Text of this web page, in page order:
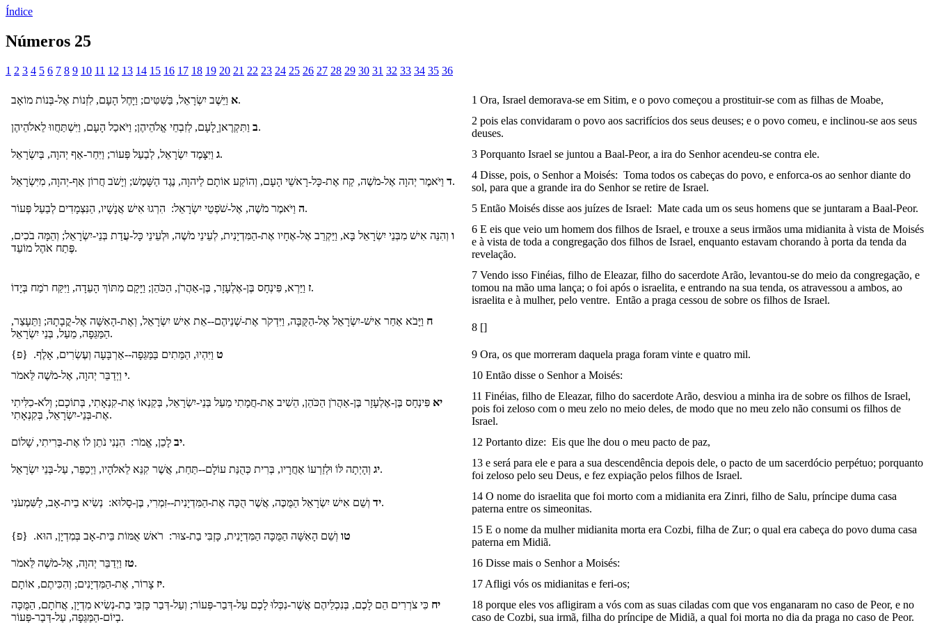
Índice
Números 25
1 2 3 4 5 6 7 8 9 10 11 12 13 14 15 16 17 18 19 20 21 22 23 24 25 26 27 28 29 30 31 32 33 34 35 36
אוַיֵּשֶׁב יִשְׂרָאֵל, בַּשִּׁטִּים; וַיָּחֶל הָעָם, לִזְנוֹת אֶל-בְּנוֹת מוֹאָב. 1 Ora, Israel demorava-se em Sitim, e o povo começou a prostituir-se com as filhas de Moabe,
בוַתִּקְרֶאןָ לָעָם, לְזִבְחֵי אֱלֹהֵיהֶן; וַיֹּאכַל הָעָם, וַיִּשְׁתַּחֲווּ לֵאלֹהֵיהֶן.
2 pois elas convidaram o povo aos sacrifícios dos seus deuses; e o povo comeu, e inclinou-se aos seus
deuses.
גוַיִּצָּמֶד יִשְׂרָאֵל, לְבַעַל פְּעוֹר; וַיִּחַר-אַף יְהוָה, בְּיִשְׂרָאֵל. 3 Porquanto Israel se juntou a Baal-Peor, a ira do Senhor acendeu-se contra ele.
דוַיֹּאמֶר יְהוָה אֶל-מֹשֶׁה, קַח אֶת-כָּל-רָאשֵׁי הָעָם, וְהוֹקַע אוֹתָם לַיהוָה, נֶגֶד הַשָּׁמֶשׁ; וְיָשֹׁב חֲרוֹן אַף-יְהוָה, מִיִּשְׂרָאֵל.
4 Disse, pois, o Senhor a Moisés: Toma todos os cabeças do povo, e enforca-os ao senhor diante do
sol, para que a grande ira do Senhor se retire de Israel.
הוַיֹּאמֶר מֹשֶׁה, אֶל-שֹׁפְטֵי יִשְׂרָאֵל: הִרְגוּ אִישׁ אֲנָשָׁיו, הַנִּצְמָדִים לְבַעַל פְּעוֹר. 5 Então Moisés disse aos juízes de Israel: Mate cada um os seus homens que se juntaram a Baal-Peor.
ו וְהִנֵּה אִישׁ מִבְּנֵי יִשְׂרָאֵל בָּא, וַיַּקְרֵב אֶל-אֶחָיו אֶת-הַמִּדְיָנִית, לְעֵינֵי מֹשֶׁה, וּלְעֵינֵי כָּל-עֲדַת בְּנֵי-יִשְׂרָאֵל; וְהֵמָּה בֹכִים,
פֶּתַח אֹהֶל מוֹעֵד.
6 E eis que veio um homem dos filhos de Israel, e trouxe a seus irmãos uma midianita à vista de Moisés
e à vista de toda a congregação dos filhos de Israel, enquanto estavam chorando à porta da tenda da
revelação.
זוַיַּרְא, פִּינְחָס בֶּן-אֶלְעָזָר, בֶּן-אַהֲרֹן, הַכֹּהֵן; וַיָּקָם מִתּוֹךְ הָעֵדָה, וַיִּקַּח רֹמַח בְּיָדוֹ.
7 Vendo isso Finéias, filho de Eleazar, filho do sacerdote Arão, levantou-se do meio da congregação, e
tomou na mão uma lança; o foi após o israelita, e entrando na sua tenda, os atravessou a ambos, ao
israelita e à mulher, pelo ventre. Então a praga cessou de sobre os filhos de Israel.
ח וַיָּבֹא אַחַר אִישׁ-יִשְׂרָאֵל אֶל-הַקֻּבָּה, וַיִּדְקֹר אֶת-שְׁנֵיהֶם--אֵת אִישׁ יִשְׂרָאֵל, וְאֶת-הָאִשָּׁה אֶל-קֳבָתָהּ; וַתֵּעָצַר,
הַמַּגֵּפָה, מֵעַל, בְּנֵי יִשְׂרָאֵל.
8 []
ט וַיִּהְיוּ, הַמֵּתִים בַּמַּגֵּפָה--אַרְבָּעָה וְעֶשְׂרִים, אָלֶף. {פ}
9 Ora, os que morreram daquela praga foram vinte e quatro mil.
יוַיְדַבֵּר יְהוָה, אֶל-מֹשֶׁה לֵּאמֹר. 10 Então disse o Senhor a Moisés:
יא פִּינְחָס בֶּן-אֶלְעָזָר בֶּן-אַהֲרֹן הַכֹּהֵן, הֵשִׁיב אֶת-חֲמָתִי מֵעַל בְּנֵי-יִשְׂרָאֵל, בְּקַנְאוֹ אֶת-קִנְאָתִי, בְּתוֹכָם; וְלֹא-כִלִּיתִי
אֶת-בְּנֵי-יִשְׂרָאֵל, בְּקִנְאָתִי.
11 Finéias, filho de Eleazar, filho do sacerdote Arão, desviou a minha ira de sobre os filhos de Israel,
pois foi zeloso com o meu zelo no meio deles, de modo que no meu zelo não consumi os filhos de
Israel.
יבלָכֵן, אֱמֹר: הִנְנִי נֹתֵן לוֹ אֶת-בְּרִיתִי, שָׁלוֹם. 12 Portanto dize: Eis que lhe dou o meu pacto de paz,
יגוְהָיְתָה לּוֹ וּלְזַרְעוֹ אַחֲרָיו, בְּרִית כְּהֻנַּת עוֹלָם--תַּחַת, אֲשֶׁר קִנֵּא לֵאלֹהָיו, וַיְכַפֵּר, עַל-בְּנֵי יִשְׂרָאֵל.
13 e será para ele e para a sua descendência depois dele, o pacto de um sacerdócio perpétuo; porquanto
foi zeloso pelo seu Deus, e fez expiação pelos filhos de Israel.
ידוְשֵׁם אִישׁ יִשְׂרָאֵל הַמֻּכֶּה, אֲשֶׁר הֻכָּה אֶת-הַמִּדְיָנִית--זִמְרִי, בֶּן-סָלוּא: נְשִׂיא בֵית-אָב, לַשִּׁמְעֹנִי.
14 O nome do israelita que foi morto com a midianita era Zinri, filho de Salu, príncipe duma casa
paterna entre os simeonitas.
טו וְשֵׁם הָאִשָּׁה הַמֻּכָּה הַמִּדְיָנִית, כָּזְבִּי בַת-צוּר: רֹאשׁ אֻמּוֹת בֵּית-אָב בְּמִדְיָן, הוּא. {פ}
15 E o nome da mulher midianita morta era Cozbi, filha de Zur; o qual era cabeça do povo duma casa
paterna em Midiã.
טזוַיְדַבֵּר יְהוָה, אֶל-מֹשֶׁה לֵּאמֹר.
16 Disse mais o Senhor a Moisés:
יזצָרוֹר, אֶת-הַמִּדְיָנִים; וְהִכִּיתֶם, אוֹתָם.
17 Afligi vós os midianitas e feri-os;
יח כִּי צֹרְרִים הֵם לָכֶם, בְּנִכְלֵיהֶם אֲשֶׁר-נִכְּלוּ לָכֶם עַל-דְּבַר-פְּעוֹר; וְעַל-דְּבַר כָּזְבִּי בַת-נְשִׂיא מִדְיָן, אֲחֹתָם, הַמֻּכָּה
בְיוֹם-הַמַּגֵּפָה, עַל-דְּבַר-פְּעוֹר.
18 porque eles vos afligiram a vós com as suas ciladas com que vos enganaram no caso de Peor, e no
caso de Cozbi, sua irmã, filha do príncipe de Midiã, a qual foi morta no dia da praga no caso de Peor.